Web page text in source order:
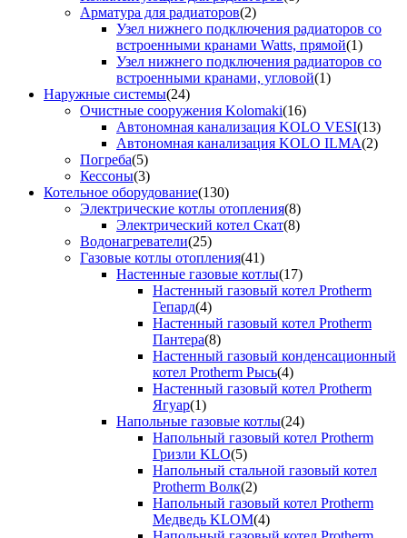
Арматура для радиаторов(2)
Узел нижнего подключения радиаторов со
встроенными кранами Watts, прямой(1)
Узел нижнего подключения радиаторов со
встроенными кранами, угловой(1)
Наружные системы(24)
Очистные сооружения Kolomaki(16)
Автономная канализация KOLO VESI(13)
Автономная канализация KOLO ILMA(2)
Погреба(5)
Кессоны(3)
Котельное оборудование(130)
Электрические котлы отопления(8)
Электрический котел Скат(8)
Водонагреватели(25)
Газовые котлы отопления(41)
Настенные газовые котлы(17)
Настенный газовый котел Protherm
Гепард(4)
Настенный газовый котел Protherm
Пантера(8)
Настенный газовый конденсационный
котел Protherm Рысь(4)
Настенный газовый котел Protherm
Ягуар(1)
Напольные газовые котлы(24)
Напольный газовый котел Protherm
Гризли KLO(5)
Напольный стальной газовый котел
Protherm Волк(2)
Напольный газовый котел Protherm
Медведь KLOM(4)